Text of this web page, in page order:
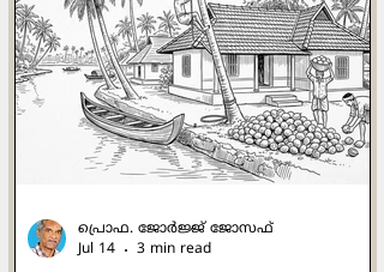
ദേശവും കാലവും രാഷ്ട്രീയവും എല്ലാം
സൂക്ഷ്മമായി അടയാളപ്പെടുത്താന്‍
എഴുത്തുകാരിക്ക് സാധിക്കുന്നു.
അരുന്ധതിയുടെ
ഓര്‍മ്മക്കുറിപ്പുകളാണ് ഈ ഗ്രന്ഥം
എന്നു പറയാം. ഇതില്‍ എഴുത്തുകാരി
തന്‍റെ അമ്മയായ മേരി റോയിയു
പ്രൊഫ. ജോര്‍ജ്ജ് ജോസഫ്
Jul 14
3 min read